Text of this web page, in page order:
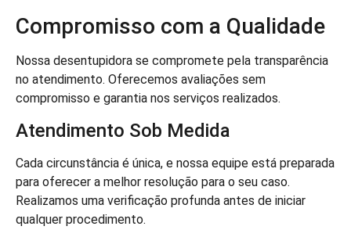
Compromisso com a Qualidade
Nossa desentupidora se compromete pela transparência
no atendimento. Oferecemos avaliações sem
compromisso e garantia nos serviços realizados.
Atendimento Sob Medida
Cada circunstância é única, e nossa equipe está preparada
para oferecer a melhor resolução para o seu caso.
Realizamos uma verificação profunda antes de iniciar
qualquer procedimento.